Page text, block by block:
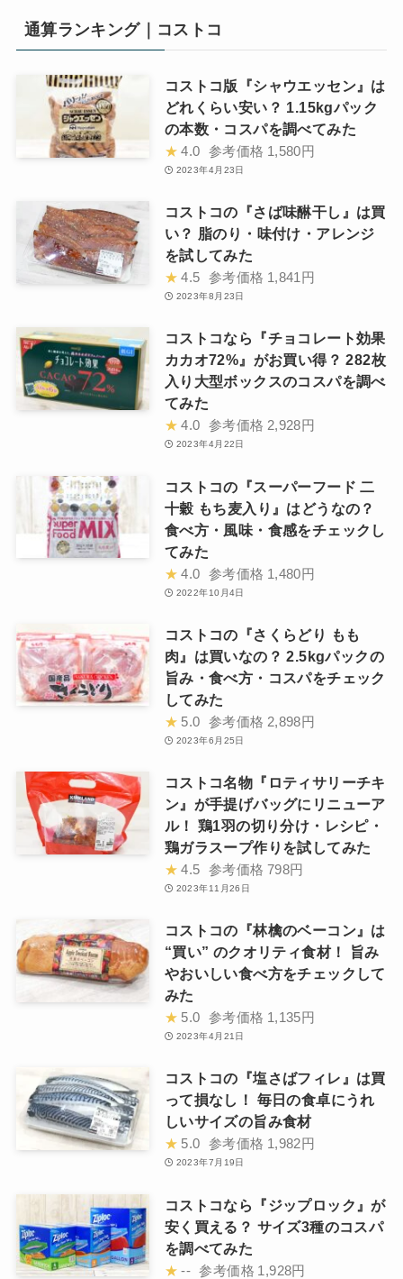
通算ランキング｜コストコ
コストコ版『シャウエッセン』は
どれくらい安い？ 1.15kgパック
の本数・コスパを調べてみた
★ 4.0 参考価格 1,580円
2023年4月23日
コストコの『さば味醂干し』は買
い？ 脂のり・味付け・アレンジ
を試してみた
★ 4.5 参考価格 1,841円
2023年8月23日
コストコなら『チョコレート効果
カカオ72%』がお買い得？ 282枚
入り大型ボックスのコスパを調べ
てみた
★ 4.0 参考価格 2,928円
2023年4月22日
コストコの『スーパーフード 二
十穀 もち麦入り』はどうなの？
食べ方・風味・食感をチェックし
てみた
★ 4.0 参考価格 1,480円
2022年10月4日
コストコの『さくらどり もも
肉』は買いなの？ 2.5kgパックの
旨み・食べ方・コスパをチェック
してみた
★ 5.0 参考価格 2,898円
2023年6月25日
コストコ名物『ロティサリーチキ
ン』が手提げバッグにリニューア
ル！ 鶏1羽の切り分け・レシピ・
鶏ガラスープ作りを試してみた
★ 4.5 参考価格 798円
2023年11月26日
コストコの『林檎のベーコン』は
“買い” のクオリティ食材！ 旨み
やおいしい食べ方をチェックして
みた
★ 5.0 参考価格 1,135円
2023年4月21日
コストコの『塩さばフィレ』は買
って損なし！ 毎日の食卓にうれ
しいサイズの旨み食材
★ 5.0 参考価格 1,982円
2023年7月19日
コストコなら『ジップロック』が
安く買える？ サイズ3種のコスパ
を調べてみた
★ -- 参考価格 1,928円